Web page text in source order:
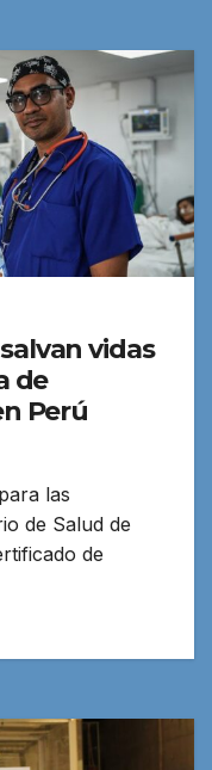
vidas
de
Perú
las
de Salud de
de